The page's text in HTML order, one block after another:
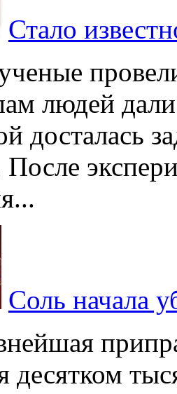
Стало
людей дали
досталась
Соль начала
десятком